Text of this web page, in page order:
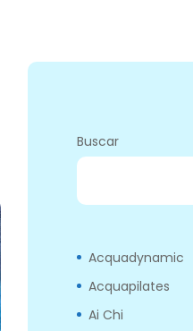
Buscar
Acquadynamic
Acquapilates
Ai Chi